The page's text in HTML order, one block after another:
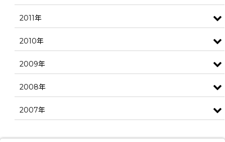
2011年
2010年
2009年
2008年
2007年